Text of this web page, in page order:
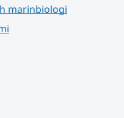
marinbiologi